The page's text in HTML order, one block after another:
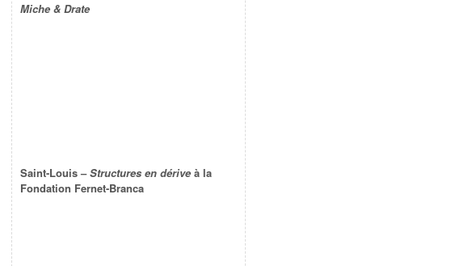
Miche & Drate
Saint-Louis –Structures en dérive à la
Fondation Fernet-Branca